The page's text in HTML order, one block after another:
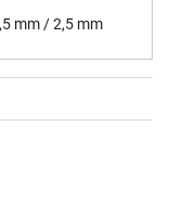
mm / 2,5 mm